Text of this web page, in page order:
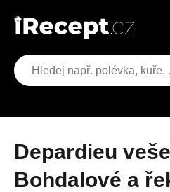
Depardieu vešel na oslavu
Bohdalové a